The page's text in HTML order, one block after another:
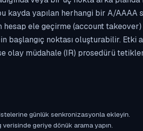
yapılan herhangi bir A/
hesap ele geçirme (account
noktası oluşturabilir.
olay müdahale (IR) prosedürü
günlük senkronizasyonla ekleyin.
geriye dönük arama yapın.